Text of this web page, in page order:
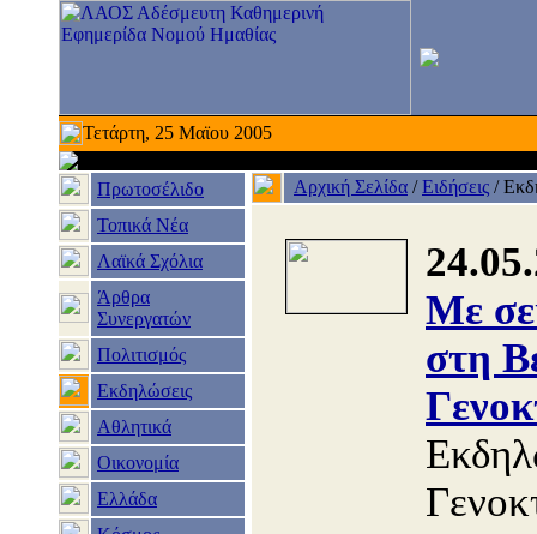
Τετάρτη, 25 Μαϊου 2005
Πρωτοσέλιδο
Τοπικά Νέα
Λαϊκά Σχόλια
Άρθρα
Συνεργατών
Πολιτισμός
Εκδηλώσεις
Αθλητικά
Οικονομία
Ελλάδα
Αρχική Σελίδα /Ειδήσεις /
Με
στη